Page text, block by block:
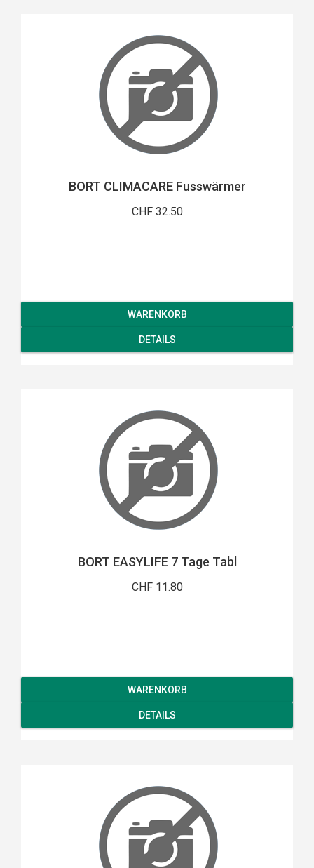
BORT CLIMACARE Fusswärmer
CHF 32.50
WARENKORB
DETAILS
BORT EASYLIFE 7 Tage Tabl
CHF 11.80
WARENKORB
DETAILS